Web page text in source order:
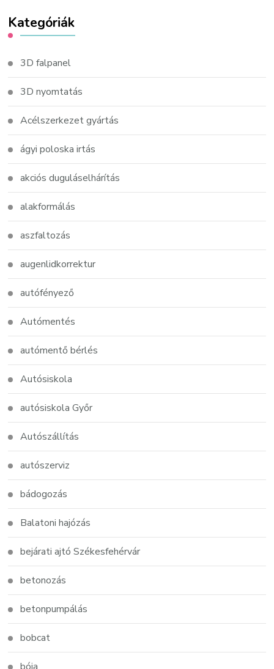
Kategóriák
3D falpanel
3D nyomtatás
Acélszerkezet gyártás
ágyi poloska irtás
akciós duguláselhárítás
alakformálás
aszfaltozás
augenlidkorrektur
autófényező
Autómentés
autómentő bérlés
Autósiskola
autósiskola Győr
Autószállítás
autószerviz
bádogozás
Balatoni hajózás
bejárati ajtó Székesfehérvár
betonozás
betonpumpálás
bobcat